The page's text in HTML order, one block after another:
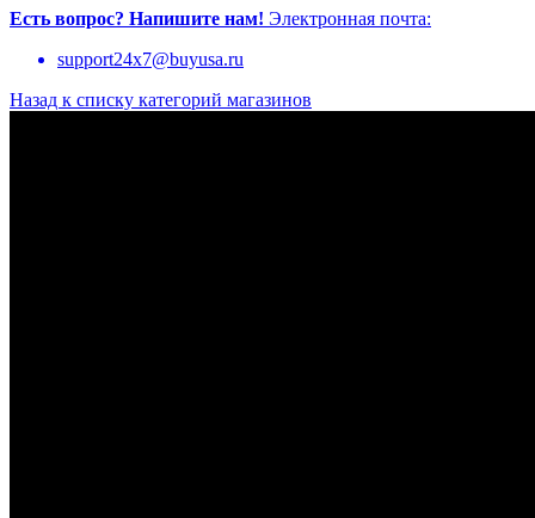
Есть вопрос? Напишите нам! Электронная почта:
support24x7@buyusa.ru
Назад к списку категорий магазинов